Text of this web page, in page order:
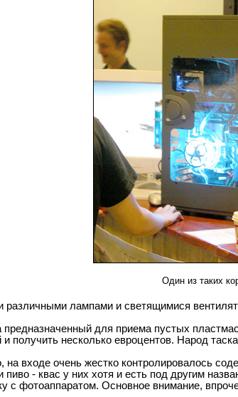
различными лампами и светящимися
предназначенный для приема пустых
получить несколько евроцентов. Народ
на входе очень жестко контролировалось
- квас у них хотя и есть под другим